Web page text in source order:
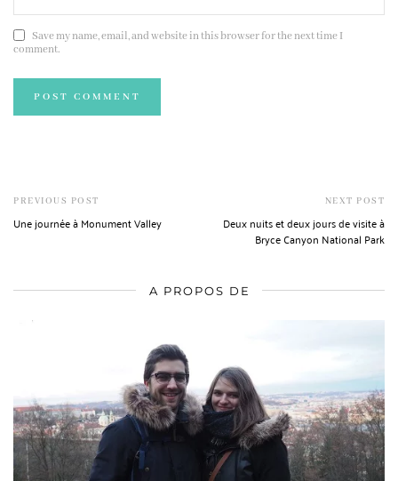
Save my name, email, and website in this browser for the next time I
comment.
PREVIOUS POST
Une journée à Monument Valley
NEXT POST
Deux nuits et deux jours de visite à
Bryce Canyon National Park
A PROPOS DE